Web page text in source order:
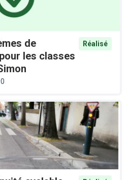
de
les classes
Réalisé
0